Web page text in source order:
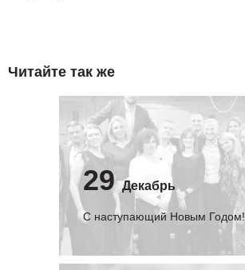
Читайте так же
29 Декабрь
С наступающий Новым Годом!